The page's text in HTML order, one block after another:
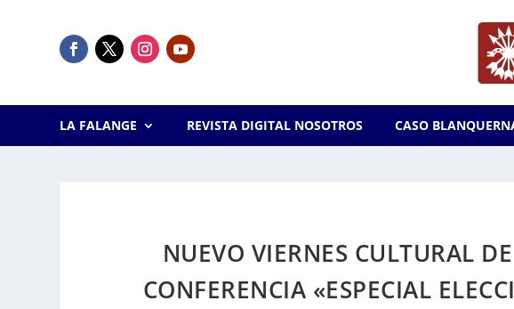
LA FALANGE REVISTA DIGITAL NOSOTROS CASO
NUEVO VIERNES CULTURAL
CONFERENCIA «ESPECIAL